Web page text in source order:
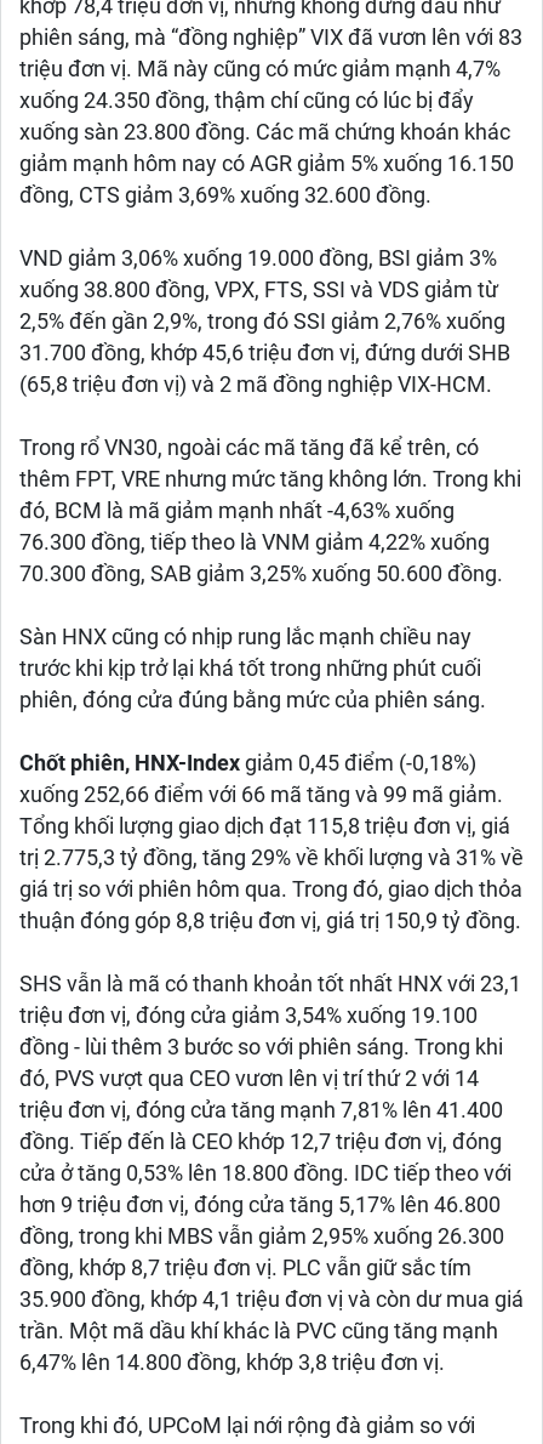
khớp 78,4 triệu đơn vị, nhưng không đứng đầu như
phiên sáng, mà “đồng nghiệp” VIX đã vươn lên với 83
triệu đơn vị. Mã này cũng có mức giảm mạnh 4,7%
xuống 24.350 đồng, thậm chí cũng có lúc bị đẩy
xuống sàn 23.800 đồng. Các mã chứng khoán khác
giảm mạnh hôm nay có AGR giảm 5% xuống 16.150
đồng, CTS giảm 3,69% xuống 32.600 đồng.
VND giảm 3,06% xuống 19.000 đồng, BSI giảm 3%
xuống 38.800 đồng, VPX, FTS, SSI và VDS giảm từ
2,5% đến gần 2,9%, trong đó SSI giảm 2,76% xuống
31.700 đồng, khớp 45,6 triệu đơn vị, đứng dưới SHB
(65,8 triệu đơn vị) và 2 mã đồng nghiệp VIX-HCM.
Trong rổ VN30, ngoài các mã tăng đã kể trên, có
thêm FPT, VRE nhưng mức tăng không lớn. Trong khi
đó, BCM là mã giảm mạnh nhất -4,63% xuống
76.300 đồng, tiếp theo là VNM giảm 4,22% xuống
70.300 đồng, SAB giảm 3,25% xuống 50.600 đồng.
Sàn HNX cũng có nhịp rung lắc mạnh chiều nay
trước khi kịp trở lại khá tốt trong những phút cuối
phiên, đóng cửa đúng bằng mức của phiên sáng.
Chốt phiên, HNX-Index giảm 0,45 điểm (-0,18%)
xuống 252,66 điểm với 66 mã tăng và 99 mã giảm.
Tổng khối lượng giao dịch đạt 115,8 triệu đơn vị, giá
trị 2.775,3 tỷ đồng, tăng 29% về khối lượng và 31% về
giá trị so với phiên hôm qua. Trong đó, giao dịch thỏa
thuận đóng góp 8,8 triệu đơn vị, giá trị 150,9 tỷ đồng.
SHS vẫn là mã có thanh khoản tốt nhất HNX với 23,1
triệu đơn vị, đóng cửa giảm 3,54% xuống 19.100
đồng - lùi thêm 3 bước so với phiên sáng. Trong khi
đó, PVS vượt qua CEO vươn lên vị trí thứ 2 với 14
triệu đơn vị, đóng cửa tăng mạnh 7,81% lên 41.400
đồng. Tiếp đến là CEO khớp 12,7 triệu đơn vị, đóng
cửa ở tăng 0,53% lên 18.800 đồng. IDC tiếp theo với
hơn 9 triệu đơn vị, đóng cửa tăng 5,17% lên 46.800
đồng, trong khi MBS vẫn giảm 2,95% xuống 26.300
đồng, khớp 8,7 triệu đơn vị. PLC vẫn giữ sắc tím
35.900 đồng, khớp 4,1 triệu đơn vị và còn dư mua giá
trần. Một mã dầu khí khác là PVC cũng tăng mạnh
6,47% lên 14.800 đồng, khớp 3,8 triệu đơn vị.
Trong khi đó, UPCoM lại nới rộng đà giảm so với